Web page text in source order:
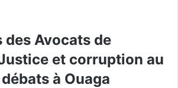
des Avocats de
Justice et corruption au
à Ouaga